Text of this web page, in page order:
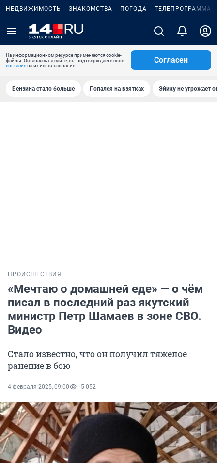
НЕДВИЖИМОСТЬ ЗНАКОМСТВА ПОГОДА ТЕЛЕПРОГРАММА
На информационном ресурсе применяются cookie-
файлы. Оставаясь на сайте, вы подтверждаете свое
согласиена их использование.
Согласен
Бензина стало больше Попался на взятках Эйику не угрожает
ПРОИСШЕСТВИЯ
«Мечтаю о домашней еде» — о чём
писал в последний раз якутский
министр Петр Шамаев в зоне СВО.
Видео
Стало известно, что он получил тяжелое
ранение в бою
4 февраля 2025, 09:00 5 052